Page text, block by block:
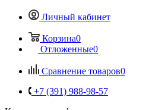
Личный кабинет
Корзина0
Отложенные0
Сравнение товаров0
+7 (391) 988-98-57